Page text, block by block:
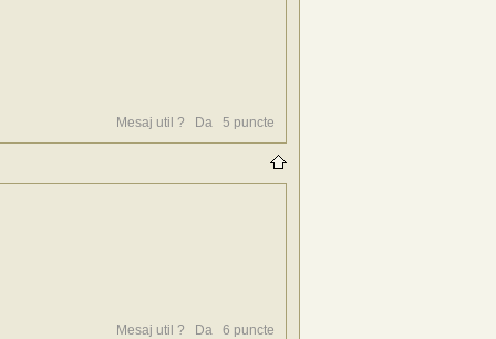
Mesaj util ? Da 5 puncte
Mesaj util ? Da 6 puncte